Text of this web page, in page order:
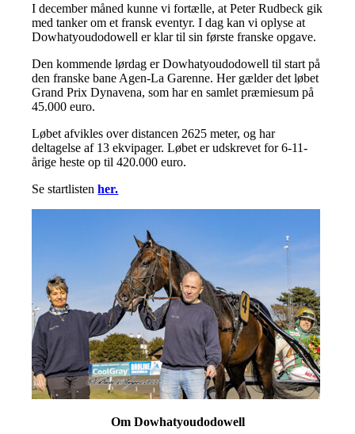
I december måned kunne vi fortælle, at Peter Rudbeck gik
med tanker om et fransk eventyr. I dag kan vi oplyse at
Dowhatyoudodowell er klar til sin første franske opgave.
Den kommende lørdag er Dowhatyoudodowell til start på
den franske bane Agen-La Garenne. Her gælder det løbet
Grand Prix Dynavena, som har en samlet præmiesum på
45.000 euro.
Løbet afvikles over distancen 2625 meter, og har
deltagelse af 13 ekvipager. Løbet er udskrevet for 6-11-
årige heste op til 420.000 euro.
Se startlistenher.
Om Dowhatyoudodowell